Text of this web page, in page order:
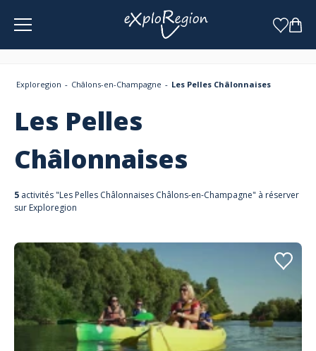
Panneau de gestion des cookies
Exploregion Châlons-en-Champagne Les Pelles Châlonnaises
Les Pelles
Châlonnaises
5 activités "Les Pelles Châlonnaises Châlons-en-Champagne" à réserver
sur Exploregion